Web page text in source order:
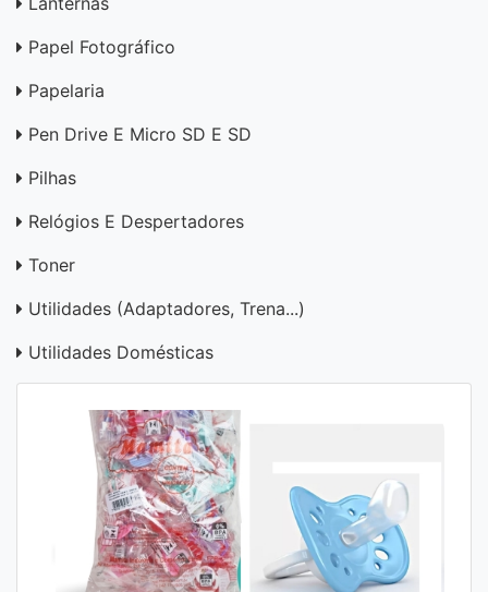
Papel Fotográfico
Papelaria
Pen Drive E Micro SD E SD
Pilhas
Relógios E Despertadores
Toner
Utilidades (adaptadores, Trena...)
Utilidades Domésticas